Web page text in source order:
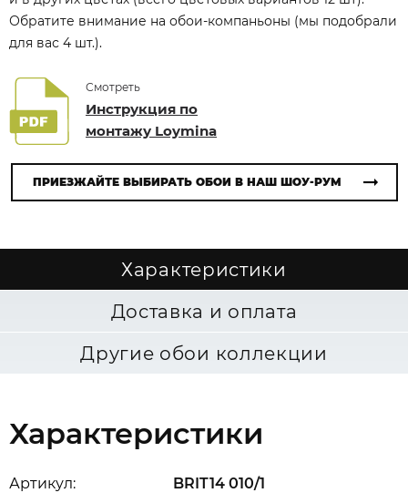
Обратите внимание на обои-компаньоны (мы подобрали
для вас 4 шт.).
Смотреть
Инструкция по
монтажу Loymina
ПРИЕЗЖАЙТЕ ВЫБИРАТЬ ОБОИ В НАШ ШОУ-РУМ
Характеристики
Доставка и оплата
Другие обои коллекции
Характеристики
Артикул: BRIT14 010/1